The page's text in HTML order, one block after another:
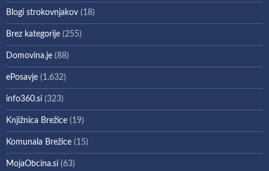
Blogi strokovnjakov (18)
Brez kategorije (255)
Domovina.je (88)
ePosavje (1.632)
info360.si (323)
Knjižnica Brežice (19)
Komunala Brežice (15)
MojaObcina.si (63)